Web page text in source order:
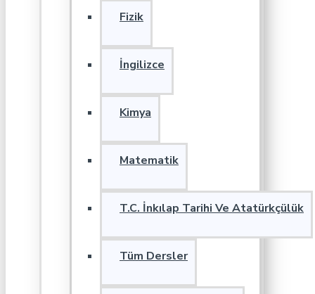
Fizik
İngilizce
Kimya
Matematik
T.C. İnkılap Tarihi Ve Atatürkçülük
Tüm Dersler